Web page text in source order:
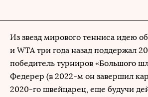
Из звезд мирового тенниса идею
и WTA три года назад поддержал
победитель турниров «Большого
Федерер (в 2022-м он завершил
2020-го швейцарец, еще будучи